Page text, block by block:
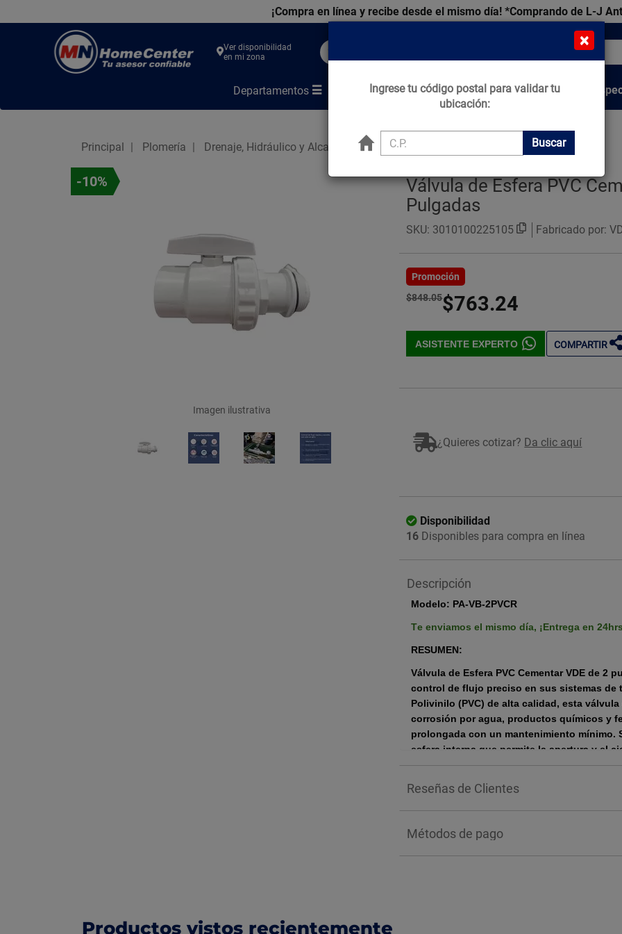
¡Compra en línea y recibe desde el mismo día! *Comprando de L-J
Center
Ver disponibilidad
en mi zona
Departamentos Marcas Tips que Construyen Venta
Principal Plomería Drenaje, Hidráulico y Alcant. Válvulas
-10%
Imagen ilustrativa
Válvula de Esfera PVC
Pulgadas
SKU: 3010100225105 Fabricado por:
Promoción
$848.05$763.24
ASISTENTE EXPERTO COMPARTIR
¿Quieres cotizar? Da clic aquí
Disponibilidad
16 Disponibles para compra en línea
Descripción
Modelo: PA-VB-2PVCR
Te enviamos el mismo día, ¡Entrega en
RESUMEN:
Válvula de Esfera PVC Cementar VDE de 2
control de flujo preciso en sus sistemas de
Polivinilo (PVC) de alta calidad, esta
corrosión por agua, productos químicos y
prolongada con un mantenimiento mínimo.
esfera interna que permite la apertura y el
proporcionando un control de encendido/
BENEFICIOS:
Ofrece un beneficio principal centrado en su
económica. Fabricada con PVC, este
gama de productos químicos, ácidos y álcalis,
Reseñas de Clientes
Métodos de pago
Productos vistos recientemente
×
Ingrese tu código postal para validar tu
ubicación:
Buscar